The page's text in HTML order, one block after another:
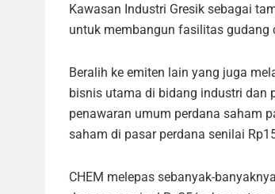
Kawasan Industri Gresik sebagai
untuk membangun fasilitas gudang
Beralih ke emiten lain yang juga
bisnis utama di bidang industri dan
penawaran umum perdana saham
saham di pasar perdana senilai
CHEM melepas sebanyak-